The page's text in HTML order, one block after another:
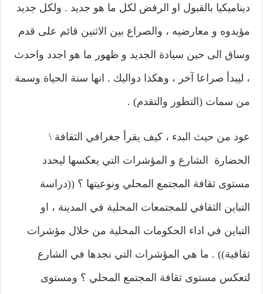
ديناميكيا بالقبول او الرفض لكل ما هو جديد . ولكل جديد
مؤيدوه و معارضيه ، والصراع بين الاثنين قائم على قدم
وساق الى حين سيادة الجديد و ظهور ما هو اجدد واحدث
، ليبدأ صراعا آخر ، وهكذا دواليك . انها سنة الحياة وسمة
من سمات (التطور والتقدم) .
عود من حيث البدء ، كيف يقرأ جغرافي الثقافة \
الحضارة الشارع و المؤشرات التي يعكسها ليحدد
مستوى ثقافة المجتمع المحلي ونوعيتها ؟ ((دراسة
التباين الثقافي للمجتمعات المحلية في المدينة ، او
التباين في اداء الحكومات المحلية من خلال مؤشرات
ثقافية)) . ما هي المؤشرات التي نجدها في الشارع
لتعكس مستوى ثقافة المجتمع المحلي ؟ ومستوى